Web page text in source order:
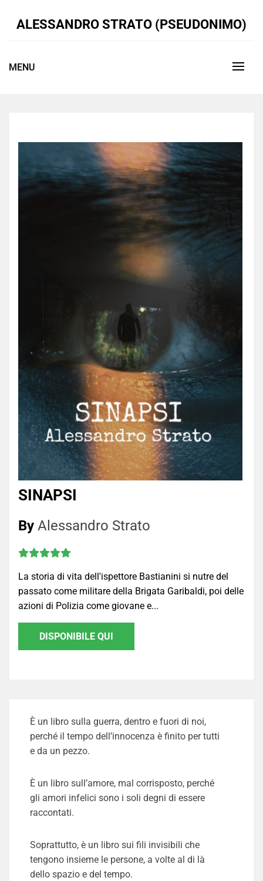
ALESSANDRO STRATO (PSEUDONIMO)
MENU
SINAPSI
By Alessandro Strato
La storia di vita dell'ispettore Bastianini si nutre del
passato come militare della Brigata Garibaldi, poi delle
azioni di Polizia come giovane e...
DISPONIBILE QUI
È un libro sulla guerra, dentro e fuori di noi,
perché il tempo dell’innocenza è finito per tutti
e da un pezzo.
È un libro sull’amore, mal corrisposto, perché
gli amori infelici sono i soli degni di essere
raccontati.
Soprattutto, è un libro sui fili invisibili che
tengono insieme le persone, a volte al di là
dello spazio e del tempo.